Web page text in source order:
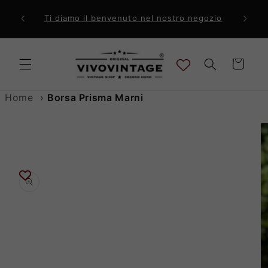
direttamente
ai contenuti
a 99€ Ti diamo il benvenuto nel nostro negozio
Carrello
Home › Borsa Prisma Marni